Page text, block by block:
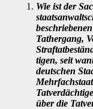
Wie ist der
Tathergang,
tigen, seit
deutschen
über die